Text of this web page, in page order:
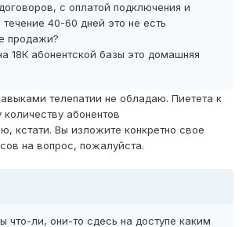
с оплатой подключения и
40-60 дней это не есть
продажи?
18К абонентской базы это домашняя
телепатии не обладаю. Пиетета к
абонентов
кстати. Вы изложите конкретно свое
на вопрос, пожалуйста.
что-ли, они-то сдесь на доступе каким